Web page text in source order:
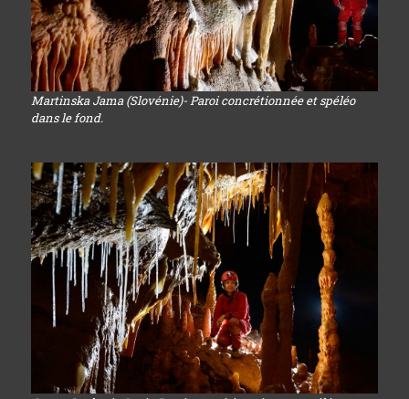
Martinska Jama (Slovénie)- Paroi concrétionnée et spéléo
dans le fond.